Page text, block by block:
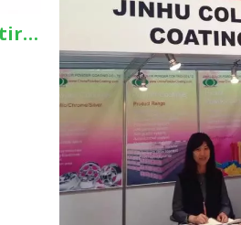
Jinhu Color Powder Coating asistirá a la 133.ª Feria de Cantón el 15 de abril de 2023